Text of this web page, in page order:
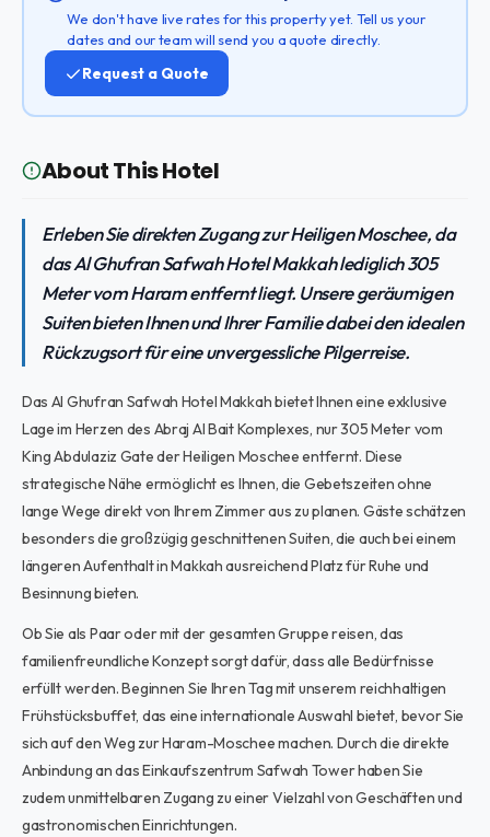
We don't have live rates for this property yet. Tell us your
dates and our team will send you a quote directly.
Request a Quote
About This Hotel
Erleben Sie direkten Zugang zur Heiligen Moschee, da
das Al Ghufran Safwah Hotel Makkah lediglich 305
Meter vom Haram entfernt liegt. Unsere geräumigen
Suiten bieten Ihnen und Ihrer Familie dabei den idealen
Rückzugsort für eine unvergessliche Pilgerreise.
Das Al Ghufran Safwah Hotel Makkah bietet Ihnen eine exklusive
Lage im Herzen des Abraj Al Bait Komplexes, nur 305 Meter vom
King Abdulaziz Gate der Heiligen Moschee entfernt. Diese
strategische Nähe ermöglicht es Ihnen, die Gebetszeiten ohne
lange Wege direkt von Ihrem Zimmer aus zu planen. Gäste schätzen
besonders die großzügig geschnittenen Suiten, die auch bei einem
längeren Aufenthalt in Makkah ausreichend Platz für Ruhe und
Besinnung bieten.
Ob Sie als Paar oder mit der gesamten Gruppe reisen, das
familienfreundliche Konzept sorgt dafür, dass alle Bedürfnisse
erfüllt werden. Beginnen Sie Ihren Tag mit unserem reichhaltigen
Frühstücksbuffet, das eine internationale Auswahl bietet, bevor Sie
sich auf den Weg zur Haram-Moschee machen. Durch die direkte
Anbindung an das Einkaufszentrum Safwah Tower haben Sie
zudem unmittelbaren Zugang zu einer Vielzahl von Geschäften und
gastronomischen Einrichtungen.